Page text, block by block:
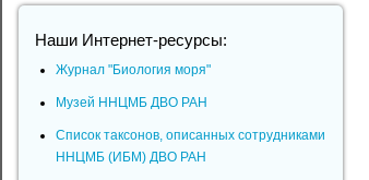
Наши Интернет-ресурсы:
Журнал "Биология моря"
Музей ННЦМБ ДВО РАН
Список таксонов, описанных сотрудниками
ННЦМБ (ИБМ) ДВО РАН